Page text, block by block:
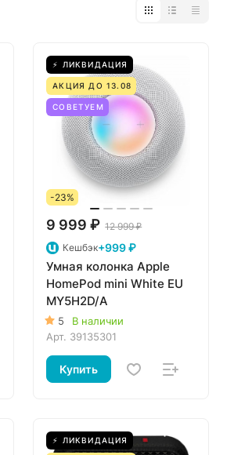
⚡ ЛИКВИДАЦИЯ
АКЦИЯ ДО 13.08
СОВЕТУЕМ
-23%
9 999 ₽ 12 999 ₽
Кешбэк+999 ₽
Умная колонка Apple
HomePod mini White EU
MY5H2D/A
5
В наличии
Арт. 39135301
Купить
⚡ ЛИКВИДАЦИЯ